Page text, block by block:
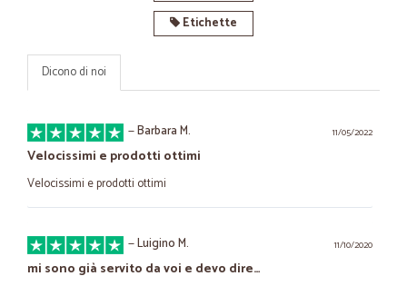
Etichette
Dicono di noi
11/05/2022
—Barbara M.
Velocissimi e prodotti ottimi
Velocissimi e prodotti ottimi
11/10/2020
—Luigino M.
mi sono già servito da voi e devo dire…